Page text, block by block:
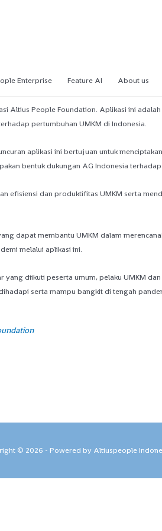
Enterprise Feature AI About us
Altius People Foundation. Aplikasi ini
pertumbuhan UMKM di Indonesia.
aplikasi ini bertujuan untuk
bentuk dukungan AG Indonesia
efisiensi dan produktifitas UMKM serta
dapat membantu UMKM dalam
melalui aplikasi ini.
diikuti peserta umum, pelaku UMKM
serta mampu bangkit di tengah
© 2026 - Powered by Altiuspeople